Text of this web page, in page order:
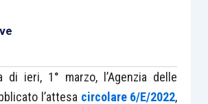
di ieri, 1° marzo, l’Agenzia delle
l’attesa circolare 6/E/2022,